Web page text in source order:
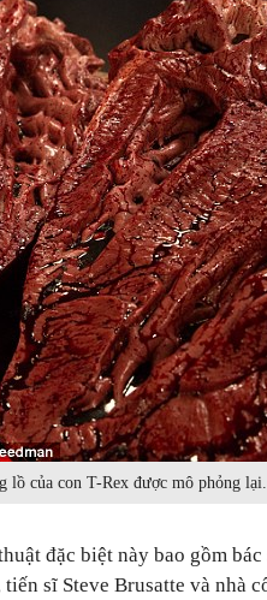
lồ của con T-Rex được mô phỏng lại.
đặc biệt này bao gồm
sĩ Steve Brusatte và nhà